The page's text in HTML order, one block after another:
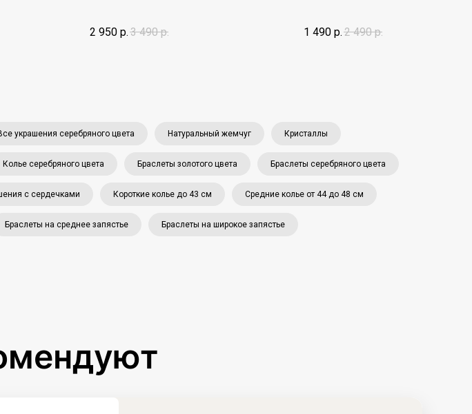
2 950 р.3 490 р. 1 490 р.2 490 р.
украшения серебряного цвета Натуральный жемчуг Кристаллы
Колье серебряного цвета Браслеты золотого цвета Браслеты серебряного цвета
с сердечками Короткие колье до 43 см Средние колье от 44 до 48 см
Браслеты на среднее запястье Браслеты на широкое запястье